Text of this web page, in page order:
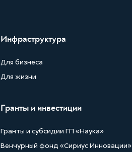
Инфраструктура
Для бизнеса
Для жизни
Гранты и инвестиции
Гранты и субсидии ГП «Наука»
Венчурный фонд «Сириус Инновации»